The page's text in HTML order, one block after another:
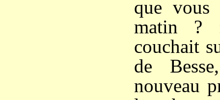
que
matin ?
couchait
de
nouveau